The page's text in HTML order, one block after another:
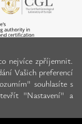
nejvíce zpříjemnit.
Vašich preferencí
souhlasíte s
"Nastavení" a